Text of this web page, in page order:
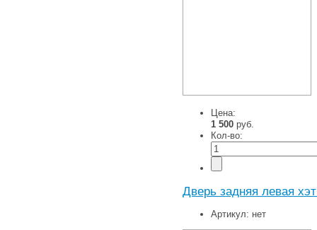
Цена:
1 500 руб.
Кол-во:
Дверь задняя левая
Артикул: нет